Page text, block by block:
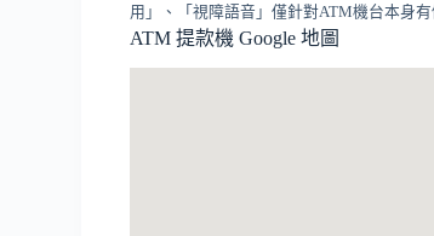
用」、「視障語音」僅針對ATM機台本身
ATM 提款機 Google 地圖